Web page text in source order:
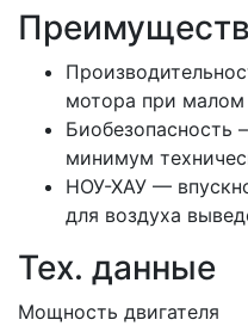
мотора при малом
Биобезопасность
минимум
НОУ-ХАУ —
для воздуха
Тех. данные
Мощность двигателя